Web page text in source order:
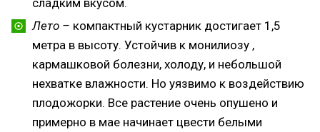
Лето – компактный кустарник достигает 1,5
метра в высоту. Устойчив к монилиозу ,
кармашковой болезни, холоду, и небольшой
нехватке влажности. Но уязвимо к воздействию
плодожорки. Все растение очень опушено и
примерно в мае начинает цвести белыми